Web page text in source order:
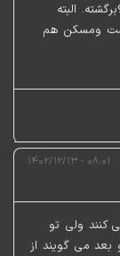
10برابر بشه در قیاس با مسکن تا بگیم به سقف 99برگشته. البته
.چون حالا پرتفوی نصف سال 99هست ومسکن هم
۰۸:۰۱ - ۱۴۰۲/۱۲/۱۳
کنند ولی تو
بعد می گویند از